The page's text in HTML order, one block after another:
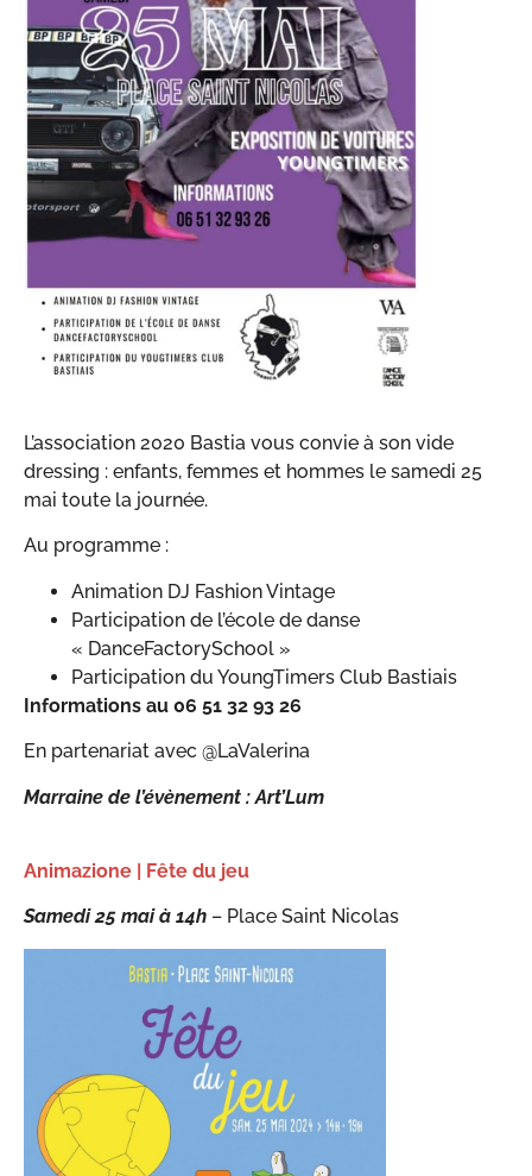
L’association 2020 Bastia vous convie à son vide
dressing : enfants, femmes et hommes le samedi 25
mai toute la journée.
Au programme :
Animation DJ Fashion Vintage
Participation de l’école de danse
« DanceFactorySchool »
Participation du YoungTimers Club Bastiais
Informations au 06 51 32 93 26
En partenariat avec @LaValerina
Marraine de l’évènement : Art’Lum
Animazione | Fête du jeu
Samedi 25 mai à 14h – Place Saint Nicolas